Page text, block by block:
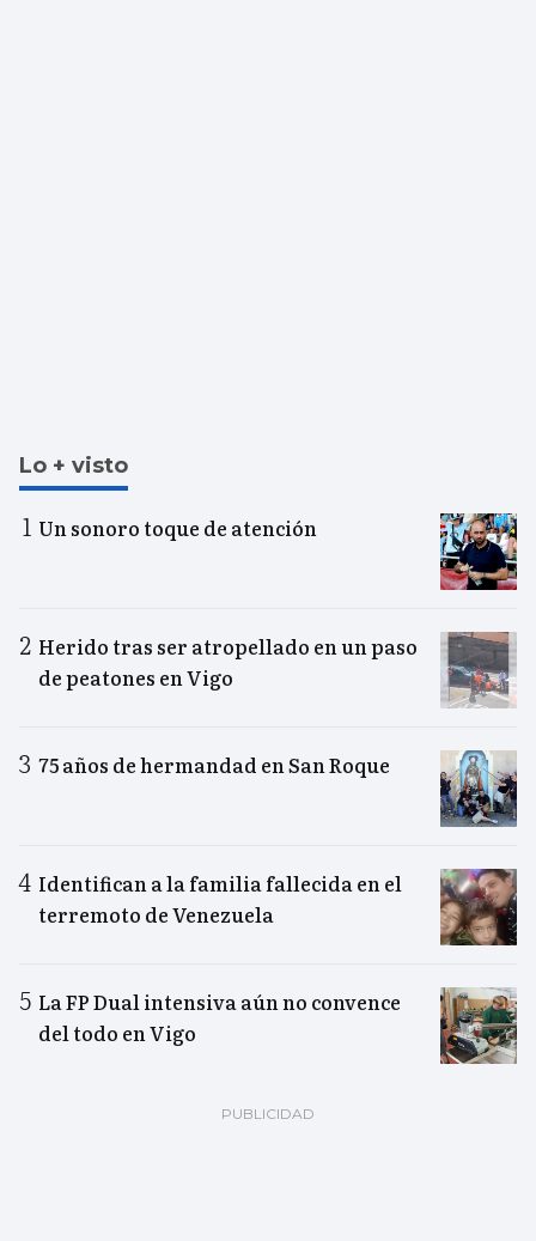
Lo + visto
Un sonoro toque de atención
Herido tras ser atropellado en un paso
de peatones en Vigo
75 años de hermandad en San Roque
Identifican a la familia fallecida en el
terremoto de Venezuela
La FP Dual intensiva aún no convence
del todo en Vigo